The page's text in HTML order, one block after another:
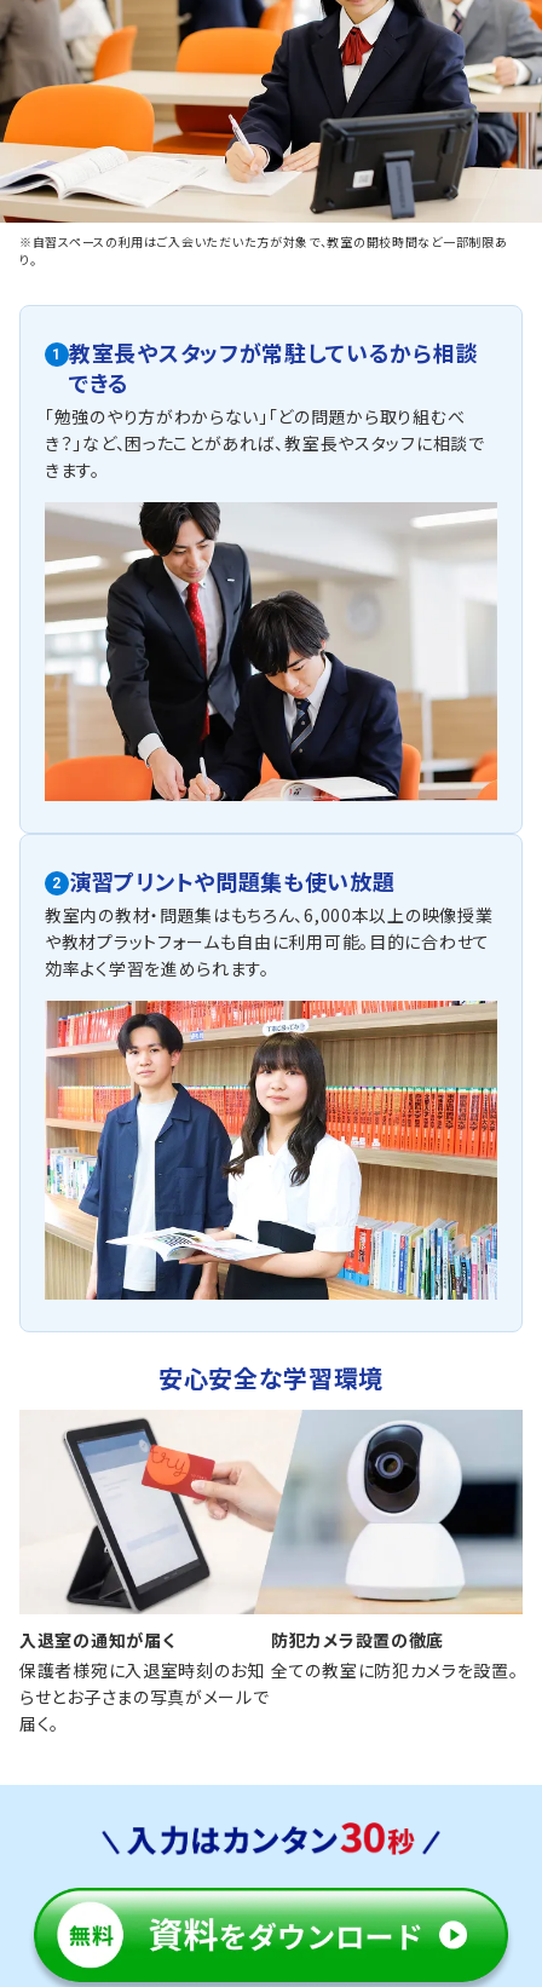
※自習スペースの利用はご入会いただいた方が対象で、教室の開校時間など一部制限あ
り。
1
教室長やスタッフが常駐しているから相談
できる
「勉強のやり方がわからない」「どの問題から取り組むべ
き？」など、困ったことがあれば、教室長やスタッフに相談で
きます。
2 演習プリントや問題集も使い放題
教室内の教材・問題集はもちろん、6,000本以上の映像授業
や教材プラットフォームも自由に利用可能。目的に合わせて
効率よく学習を進められます。
安心安全な学習環境
入退室の通知が届く
保護者様宛に入退室時刻のお知
らせとお子さまの写真がメールで
届く。
防犯カメラ設置の徹底
全ての教室に防犯カメラを設置。